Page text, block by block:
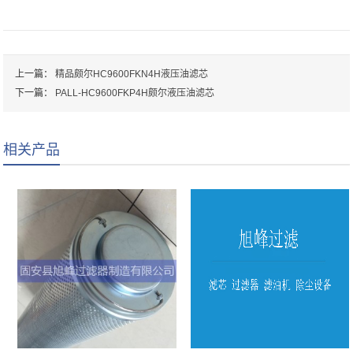
上一篇：精品颇尔HC9600FKN4H液压油滤芯
下一篇：
PALL-HC9600FKP4H颇尔液压油滤芯
相关产品